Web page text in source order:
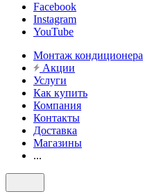
Facebook
Instagram
YouTube
Монтаж кондиционера
Акции
Услуги
Как купить
Компания
Контакты
Доставка
Магазины
...